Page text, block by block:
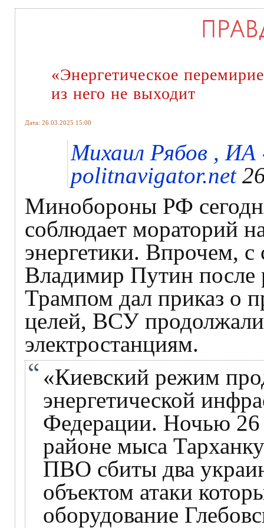
«Энергетическое
из него не выходит
Дата: 26.03.2025 15:00
Михаил Рябов ,
politnavigator.net
Минобороны РФ
соблюдает мораторий
энергетики. Впрочем, с
Владимир Путин после
Трампом дал приказ о
целей, ВСУ
электростанциям.
«Киевский режим
энергетической
Федерации. Ночью
районе мыса
ПВО сбиты два
объектом атаки
оборудование